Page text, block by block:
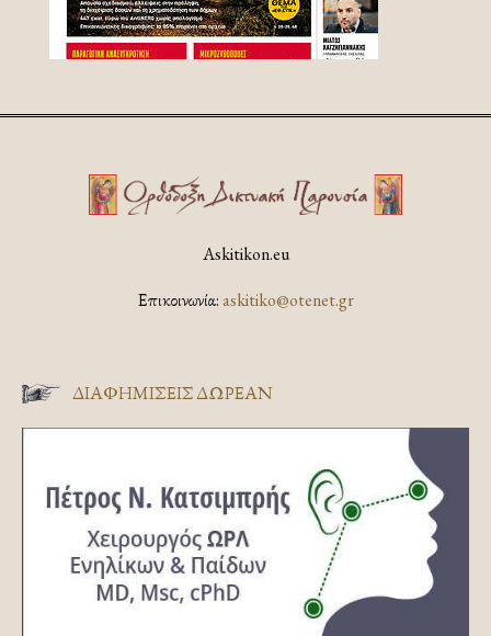
Askitikon.eu
Επικοινωνία:askitiko@otenet.gr
ΔΙΑΦΗΜΊΣΕΙΣ ΔΩΡΕΆΝ